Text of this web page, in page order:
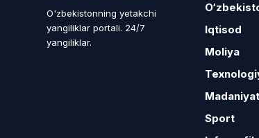
O'zbekistonning yetakchi
yangiliklar portali. 24/7
yangiliklar.
Iqtisod
Moliya
Madaniyat
Sport